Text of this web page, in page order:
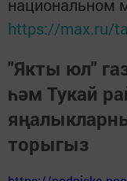
национальном
https://max.ru/
"Якты юл"
һәм Тукай
торыгыз